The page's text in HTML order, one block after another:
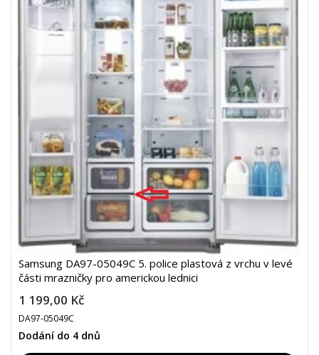
Samsung DA97-05049C 5. police plastová z vrchu v levé
části mrazničky pro americkou lednici
1 199,00 Kč
DA97-05049C
Dodání do 4 dnů